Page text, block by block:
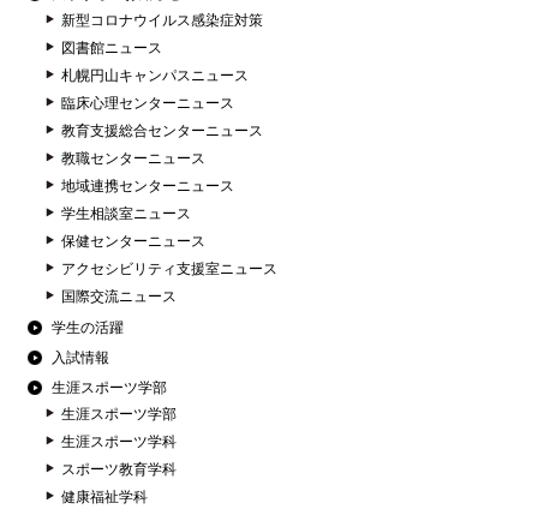
新型コロナウイルス感染症対策
図書館ニュース
札幌円山キャンパスニュース
臨床心理センターニュース
教育支援総合センターニュース
教職センターニュース
地域連携センターニュース
学生相談室ニュース
保健センターニュース
アクセシビリティ支援室ニュース
国際交流ニュース
学生の活躍
入試情報
生涯スポーツ学部
生涯スポーツ学部
生涯スポーツ学科
スポーツ教育学科
健康福祉学科